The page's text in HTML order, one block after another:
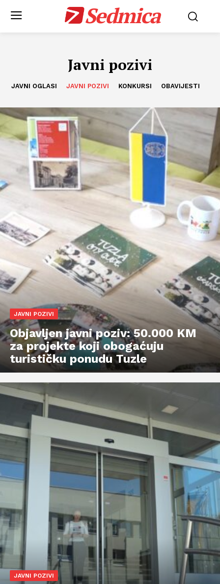
Sedmica
Javni pozivi
JAVNI OGLASI JAVNI POZIVI KONKURSI OBAVIJESTI
JAVNI POZIVI
Objavljen javni poziv: 50.000 KM
za projekte koji obogaćuju
turističku ponudu Tuzle
JAVNI POZIVI